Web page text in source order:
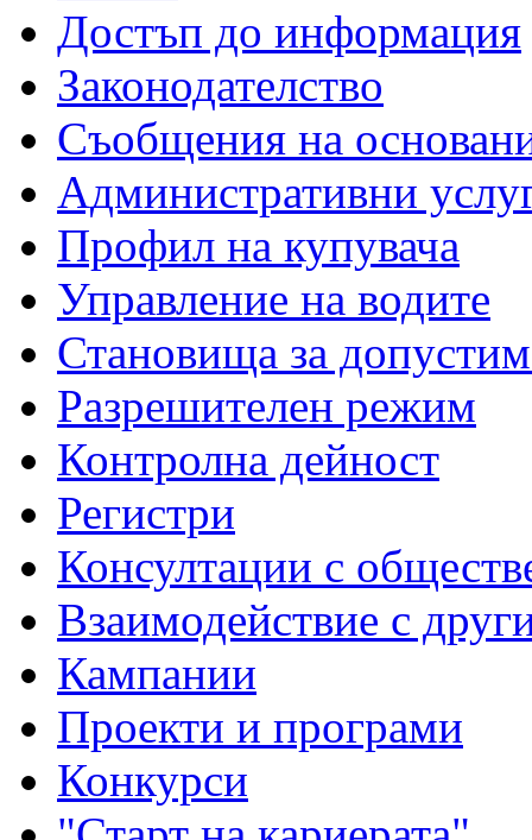
Достъп до информация
Законодателство
Съобщения на
Административни
Профил на купувача
Управление на водите
Становища за
Разрешителен режим
Контролна дейност
Регистри
Консултации с
Взаимодействие с
Кампании
Проекти и програми
Конкурси